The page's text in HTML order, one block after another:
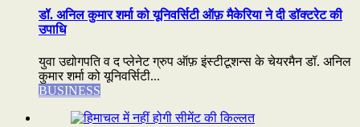
डॉ. अनिल कुमार शर्मा को यूनिवर्सिटी ऑफ़ मैकेरिया ने दी डॉक्टरेट की
उपाधि
युवा उद्योगपति व द प्लेनेट ग्रुप ऑफ़ इंस्टीटूशन्स के चेयरमैन डॉ. अनिल
कुमार शर्मा को यूनिवर्सिटी...
BUSINESS